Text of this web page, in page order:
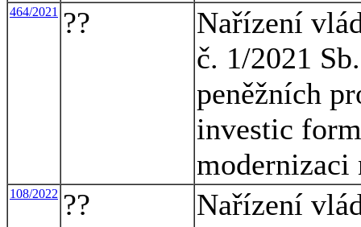
464/2021 ??
Nařízení
č. 1/2021
peněžních
investic
modernizaci
108/2022 ??
Nařízení